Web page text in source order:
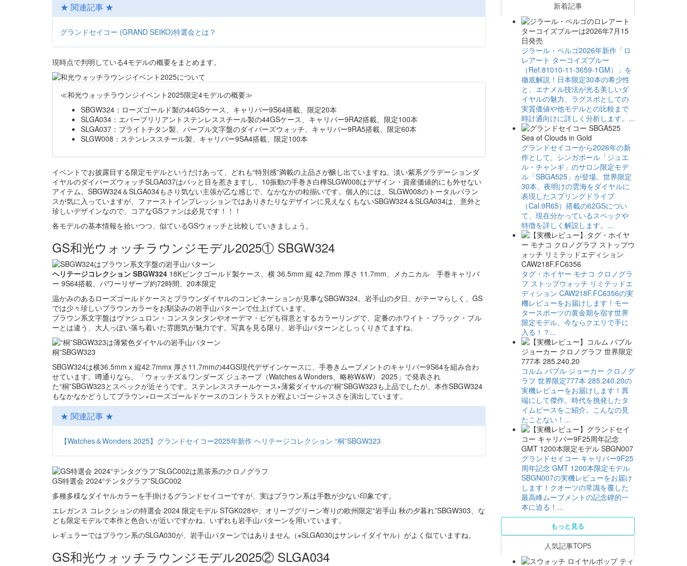
★ 関連記事 ★
グランドセイコー (GRAND SEIKO)特選会とは？
現時点で判明している4モデルの概要をまとめます。
≪和光ウォッチラウンジイベント2025限定4モデルの概要≫
SBGW324：ローズゴールド製の44GSケース、キャリバー9S64搭載、限定20本
SLGA034：エバーブリリアントステンレススチール製の44GSケース、キャリバー9RA2搭載、限定100本
SLGA037：ブライトチタン製、パープル文字盤のダイバーズウォッチ、キャリバー9RA5搭載、限定60本
SLGW008：ステンレススチール製、キャリバー9SA4搭載、限定100本
イベントでお披露目する限定モデルというだけあって、どれも“特別感”満載の上品さが醸し出ていますね。淡い紫系グラデーションダ
イヤルのダイバーズウォッチSLGA037はパッと目を惹きますし、10振動の手巻き白樺SLGW008はデザイン・資産価値的にも外せない
アイテム。SBGW324＆SLGA034もさり気ない主張が乙な感じで、なかなかの粒揃いです。個人的には、SLGW008のトータルバラン
スが気に入っていますが、ファーストインプレッションではありきたりなデザインに見えなくもないSBGW324＆SLGA034は、意外と
珍しいデザインなので、コアなGSファンは必見です！！！
各モデルの基本情報を拾いつつ、似ているGSウォッチと比較していきましょう。
GS和光ウォッチラウンジモデル2025① SBGW324
ヘリテージコレクション SBGW324 18Kピンクゴールド製ケース、横 36.5mm 縦 42.7mm 厚さ 11.7mm、メカニカル 手巻キャリバ
ー 9S64搭載、パワーリザーブ約72時間、20本限定
温かみのあるローズゴールドケースとブラウンダイヤルのコンビネーションが見事なSBGW324。岩手山の夕日、がテーマらしく、GS
では少々珍しいブラウンカラーをお馴染みの岩手山パターンで仕上げています。
ブラウン系文字盤はヴァシュロン・コンスタンタンやオーデマ・ピゲも得意とするカラーリングで、定番のホワイト・ブラック・ブル
ーとは違う、大人っぽい落ち着いた雰囲気が魅力です。写真を見る限り、岩手山パターンとしっくりきてますね。
桐”SBGW323
SBGW324は横36.5mm x 縦42.7mmx 厚さ11.7mmの44GS現代デザインケースに、手巻きムーブメントのキャリバー9S64を組み合わ
せています。噂通りなら、「ウォッチズ＆ワンダーズ ジュネーブ（Watches＆Wonders、略称W&W） 2025」で発表され
た“桐”SBGW323とスペックが近そうです。ステンレススチールケース×薄紫ダイヤルの“桐”SBGW323も上品でしたが、本作SBGW324
もなかなかどうしてブラウン×ローズゴールドケースのコントラストが程よいゴージャスさを演出しています。
★ 関連記事 ★
【Watches＆Wonders 2025】グランドセイコー2025年新作 ヘリテージコレクション “桐”SBGW323
GS特選会 2024“テンタグラフ”SLGC002
多種多様なダイヤルカラーを手掛けるグランドセイコーですが、実はブラウン系は手数が少ない印象です。
エレガンス コレクションの特選会 2024 限定モデル STGK028や、オリーブグリーン寄りの欧州限定“岩手山 秋の夕暮れ”SBGW303、な
ども限定モデルで本作と色合いが近いですかね、いずれも岩手山パターンを用いています。
レギュラーではブラウン系のSLGA030が、岩手山パターンではありません（※SLGA030はサンレイダイヤル）がよく似ていますね。
GS和光ウォッチラウンジモデル2025② SLGA034
新着記事
ジラール・ペルゴ2026年新作「ロ
レアート ターコイズブルー
（Ref.81010-11-3659-1GM）」を
徹底解説！日本限定30本の希少性
と、エナメル技法が光る美しいダ
イヤルの魅力、ラグスポとしての
実質価値や他モデルとの比較まで
時計通向けに詳しく分析します。...
グランドセイコーから2026年の新
作として、シンガポール「ジュエ
ル・チャンギ」のサロン限定モデ
ル「SBGA525」が登場。世界限定
30本、夜明けの雲海をダイヤルに
表現したスプリングドライブ
（Cal.9R65）搭載の62GSについ
て、現在分かっているスペックや
特徴を詳しく解説します。...
タグ・ホイヤー モナコ クロノグラ
フ ストップウォッチ リミテッドエ
ディション CAW218F.FC6356の実
機レビューをお届けします！モー
タースポーツの黄金期を宿す世界
限定モデル。今ならクエリで手に
入る！？...
コルム バブル ジョーカー クロノグ
ラフ 世界限定777本 285.240.20の
実機レビューをお届けします！異
端にして傑作。時代を挑発したタ
イムピースをご紹介。こんなの見
たことない！...
グランドセイコー キャリバー9F25
周年記念 GMT 1200本限定モデル
SBGN007の実機レビューをお届け
します！クオーツの常識を覆した
最高峰ムーブメントの記念碑的一
本に迫る！...
もっと見る
人気記事TOP5